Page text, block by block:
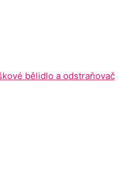
bělidlo a odstraňovač